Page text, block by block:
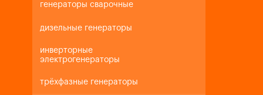
генераторы сварочные
дизельные генераторы
инверторные
электрогенераторы
трёхфазные генераторы